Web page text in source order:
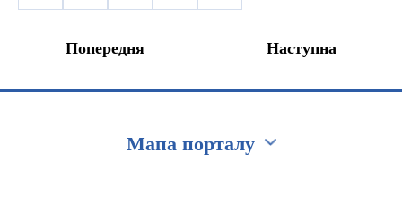
Попередня Наступна
Мапа порталу